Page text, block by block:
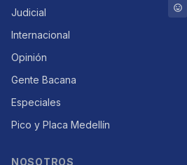
Judicial
Internacional
Opinión
Gente Bacana
Especiales
Pico y Placa Medellín
NOSOTROS